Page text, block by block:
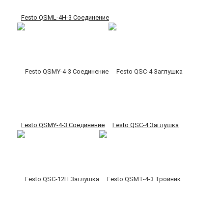
Festo QSML-4H-3 Соединение
Festo QSMY-4-3 Соединение Festo QSC-4 Заглушка